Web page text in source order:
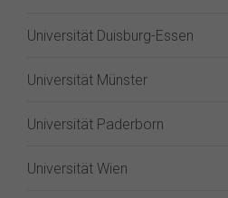
Universität Duisburg-Essen
Universität Münster
Universität Paderborn
Universität Wien